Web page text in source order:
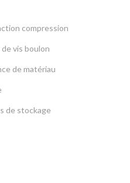
compression
vis boulon
de matériau
de stockage